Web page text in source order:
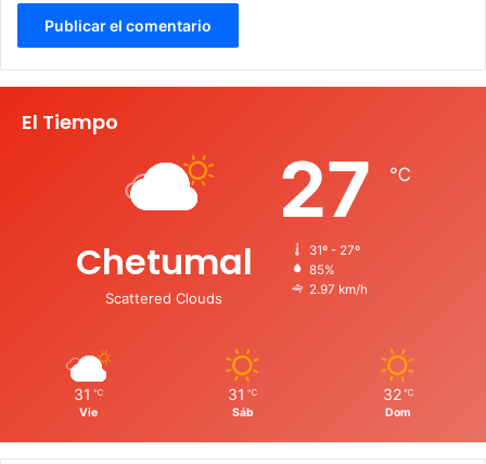
El Tiempo
Chetumal
Scattered Clouds
27 ℃
31º - 27º
85%
2.97 km/h
31 ℃
Vie
31 ℃
Sáb
32 ℃
Dom